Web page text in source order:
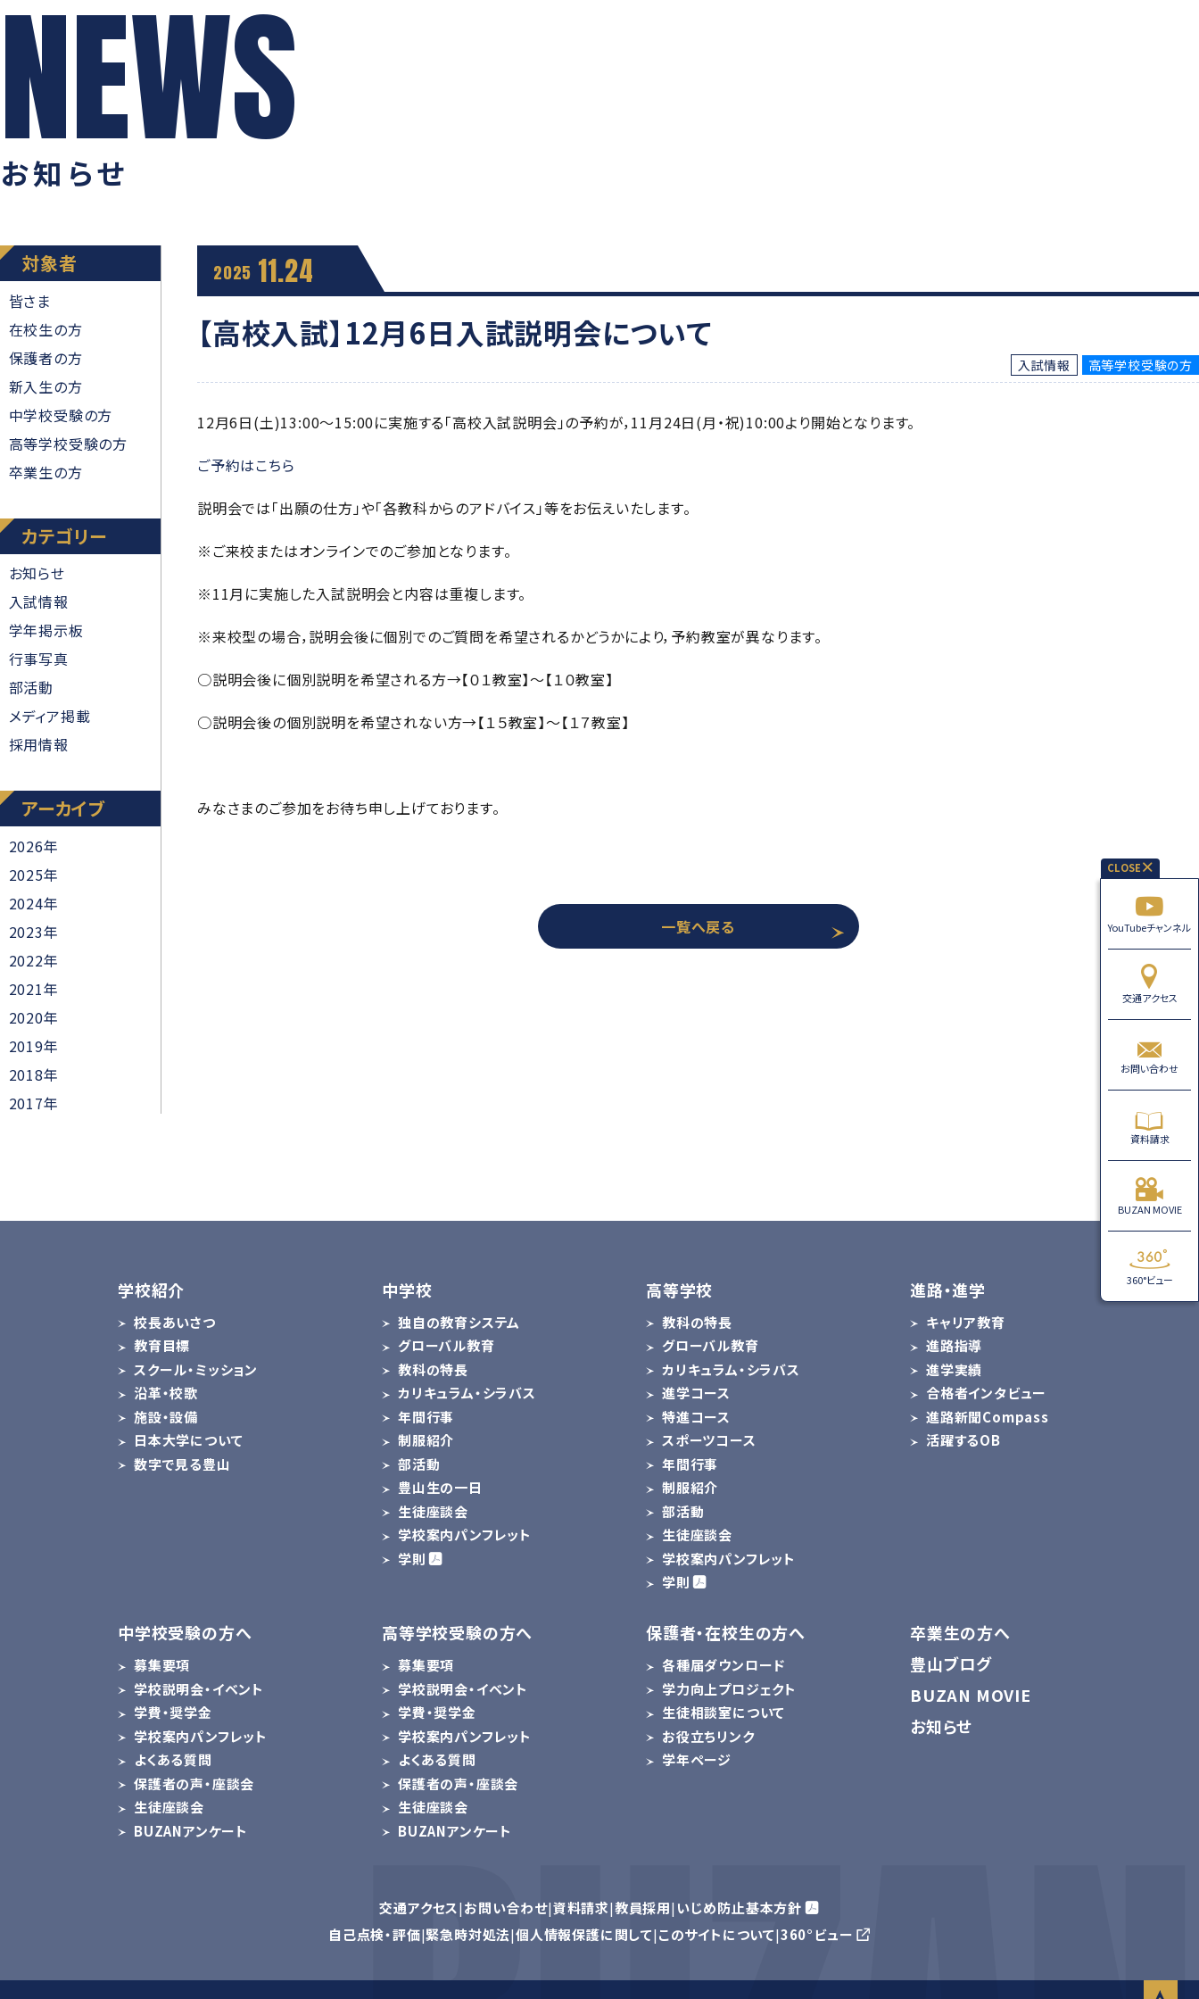
YouTubeチャンネル
交通アクセス
お問い合わせ
資料請求
BUZAN MOVIE
360°ビュー
お知らせ
対象者
皆さま
在校生の方
保護者の方
新入生の方
中学校受験の方
高等学校受験の方
卒業生の方
カテゴリー
お知らせ
入試情報
学年掲示板
行事写真
部活動
メディア掲載
採用情報
アーカイブ
2026年
2025年
2024年
2023年
2022年
2021年
2020年
2019年
2018年
2017年
2025 11.24
【高校入試】12月6日入試説明会について
入試情報 高等学校受験の方
12月6日(土)13:00～15:00に実施する「高校入試説明会」の予約が，11月24日(月・祝)10:00より開始となります。
ご予約はこちら
説明会では「出願の仕方」や「各教科からのアドバイス」等をお伝えいたします。
※ご来校またはオンラインでのご参加となります。
※11月に実施した入試説明会と内容は重複します。
※来校型の場合，説明会後に個別でのご質問を希望されるかどうかにより，予約教室が異なります。
○説明会後に個別説明を希望される方→【０１教室】～【１０教室】
○説明会後の個別説明を希望されない方→【１５教室】～【１７教室】
みなさまのご参加をお待ち申し上げております。
一覧へ戻る
学校紹介
校長あいさつ
教育目標
スクール・ミッション
沿革・校歌
施設・設備
日本大学について
数字で見る豊山
中学校
独自の教育システム
グローバル教育
教科の特長
カリキュラム・シラバス
年間行事
制服紹介
部活動
豊山生の一日
生徒座談会
学校案内パンフレット
学則
高等学校
教科の特長
グローバル教育
カリキュラム・シラバス
進学コース
特進コース
スポーツコース
年間行事
制服紹介
部活動
生徒座談会
学校案内パンフレット
学則
進路・進学
キャリア教育
進路指導
進学実績
合格者インタビュー
進路新聞Compass
活躍するOB
中学校受験の方へ
募集要項
学校説明会・イベント
学費・奨学金
学校案内パンフレット
よくある質問
保護者の声・座談会
生徒座談会
BUZANアンケート
高等学校受験の方へ
募集要項
学校説明会・イベント
学費・奨学金
学校案内パンフレット
よくある質問
保護者の声・座談会
生徒座談会
BUZANアンケート
保護者・在校生の方へ
各種届ダウンロード
学力向上プロジェクト
生徒相談室について
お役立ちリンク
学年ページ
卒業生の方へ
豊山ブログ
BUZAN MOVIE
お知らせ
交通アクセス お問い合わせ 資料請求 教員採用 いじめ防止基本方針
自己点検・評価 緊急時対処法 個人情報保護に関して このサイトについて 360°ビュー